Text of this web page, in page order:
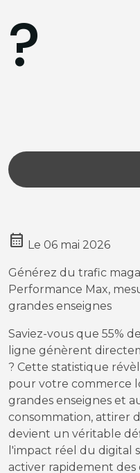
?
calendar_month Le 06 mai 2026
Générez du trafic
Performance Max,
grandes enseignes
Saviez-vous que 55%
ligne génèrent
? Cette statistique
pour votre commerce
grandes enseignes et
consommation, attirer
devient un véritable
l'impact réel du digital
activer rapidement